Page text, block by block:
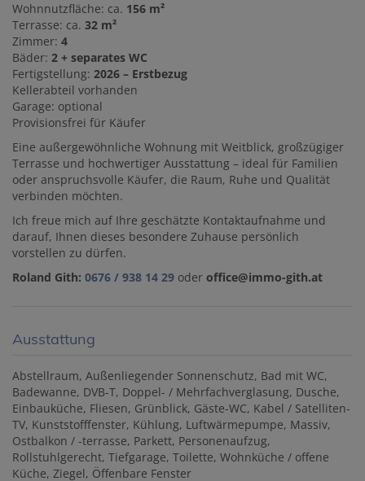
Wohnnutzfläche: ca. 156 m²
Terrasse: ca. 32 m²
Zimmer: 4
Bäder: 2 + separates WC
Fertigstellung: 2026 – Erstbezug
Kellerabteil vorhanden
Garage: optional
Provisionsfrei für Käufer
Eine außergewöhnliche Wohnung mit Weitblick, großzügiger
Terrasse und hochwertiger Ausstattung – ideal für Familien
oder anspruchsvolle Käufer, die Raum, Ruhe und Qualität
verbinden möchten.
Ich freue mich auf Ihre geschätzte Kontaktaufnahme und
darauf, Ihnen dieses besondere Zuhause persönlich
vorstellen zu dürfen.
Roland Gith: 0676 / 938 14 29 oder office@immo-gith.at
Ausstattung
Abstellraum Außenliegender Sonnenschutz Bad mit WC
Badewanne DVB-T Doppel- / Mehrfachverglasung Dusche
Einbauküche Fliesen Grünblick Gäste-WC Kabel / Satelliten-
TV Kunststofffenster Kühlung Luftwärmepumpe Massiv
Ostbalkon / -terrasse Parkett Personenaufzug
Rollstuhlgerecht Tiefgarage Toilette Wohnküche / offene
Küche Ziegel Öffenbare Fenster